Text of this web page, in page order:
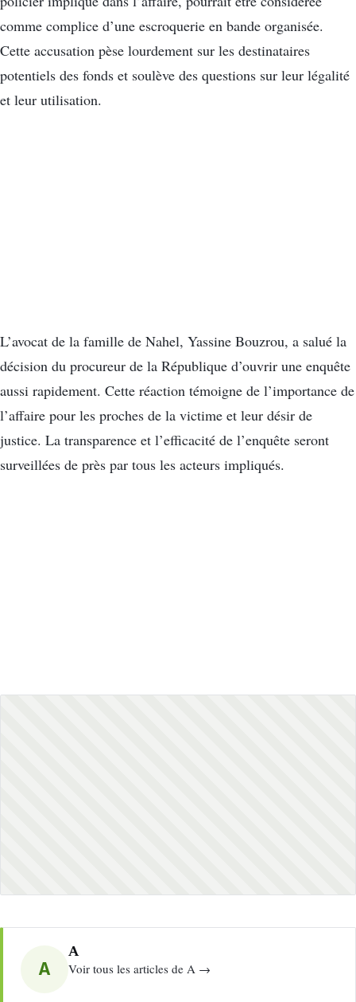
comme complice d’une escroquerie en bande organisée.
Cette accusation pèse lourdement sur les destinataires
potentiels des fonds et soulève des questions sur leur légalité
et leur utilisation.
L’avocat de la famille de Nahel, Yassine Bouzrou, a salué la
décision du procureur de la République d’ouvrir une enquête
aussi rapidement. Cette réaction témoigne de l’importance de
l’affaire pour les proches de la victime et leur désir de
justice. La transparence et l’efficacité de l’enquête seront
surveillées de près par tous les acteurs impliqués.
A
A
Voir tous les articles de A →